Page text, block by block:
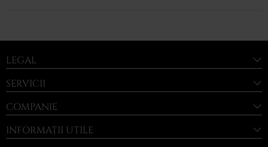
LEGAL
SERVICII
COMPANIE
INFORMAȚII UTILE